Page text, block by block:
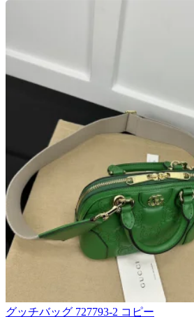
グッチバッグ 727793-2 コピー